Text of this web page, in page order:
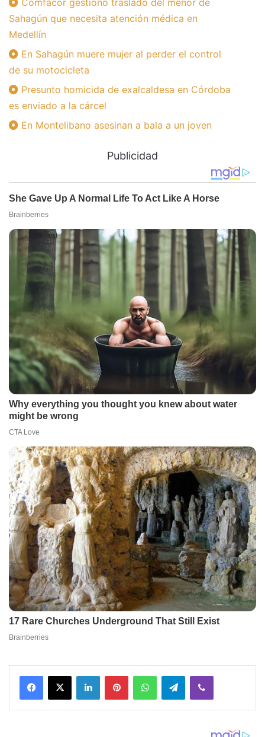
Comfacor gestionó traslado del menor de
Sahagún que necesita atención médica en
Medellín
En Sahagún muere mujer al perder el control
de su motocicleta
Presunto homicida de exalcaldesa en Córdoba
es enviado a la cárcel
En Montelibano asesinan a bala a un joven
Publicidad
Facebook
X LinkedInPinterestWhatsAppTelegramViber